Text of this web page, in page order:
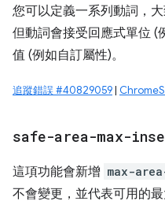
您可以定義一系列動詞，
但動詞會接受回應式單位 (
值 (例如自訂屬性)。
追蹤錯誤 #40829059|
safe-area-max-
這項功能會新增 max-
不會變更，並代表可用的最